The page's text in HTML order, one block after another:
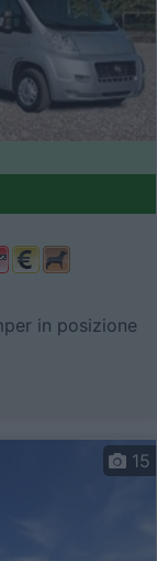
in posizione
15